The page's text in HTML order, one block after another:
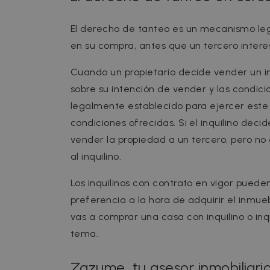
El derecho de tanteo es un mecanismo
en su compra, antes que un tercero
Cuando un propietario decide vender un
sobre su intención de vender y las
legalmente establecido para ejercer
condiciones ofrecidas. Si el inquilino
vender la propiedad a un tercero, pero
al inquilino.
Los inquilinos con contrato en vigor
preferencia a la hora de adquirir el
vas a comprar una casa con inquilino o
tema.
__cfruid
Name
_ga_EX900ZSVMT
tracking
IDE
Google
test_cookie
Google
_fbp
Meta
Name
ZZM_EXIT_MODAL
_help_center_session
Google